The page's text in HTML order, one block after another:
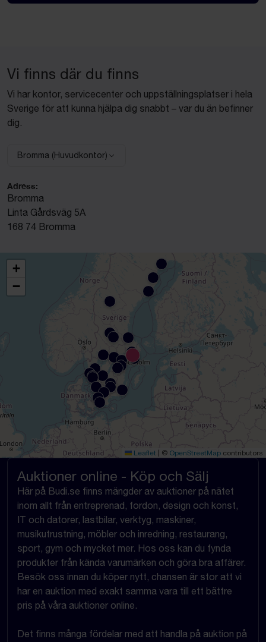
Vi finns där du finns
Vi har kontor, servicecenter och uppställningsplatser i hela
Sverige för att kunna hjälpa dig snabbt – var du än befinner
dig.
Välj anläggning:
Bromma (Huvudkontor)
Adress:
Bromma
Linta Gårdsväg 5A
168 74 Bromma
+
−
Leaflet © OpenStreetMap contributors
Auktioner online - Köp och Sälj
Här på Budi.se finns mängder av auktioner på nätet
inom allt från entreprenad, fordon, design och konst,
IT och datorer, lastbilar, verktyg, maskiner,
musikutrustning, möbler och inredning, restaurang,
sport, gym och mycket mer. Hos oss kan du fynda
produkter från kända varumärken och göra bra affärer.
Besök oss innan du köper nytt, chansen är stor att vi
har en auktion med exakt samma vara till ett bättre
pris på våra auktioner online.
Det finns många fördelar med att handla på auktion på